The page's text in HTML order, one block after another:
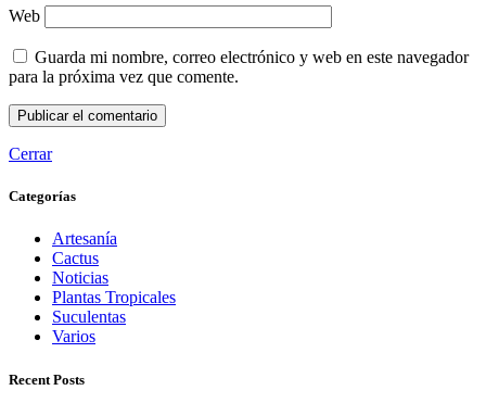
Web
Guarda mi nombre, correo electrónico y web en este navegador
para la próxima vez que comente.
Cerrar
Categorías
Artesanía
Cactus
Noticias
Plantas Tropicales
Suculentas
Varios
Recent Posts